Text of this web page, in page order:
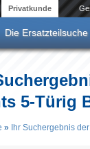
Privatkunde
Die Ersatzteilsuche
5-Türig
» Ihr Suchergebnis